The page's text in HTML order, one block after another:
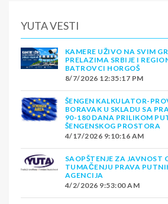
YUTA VESTI
KAMERE UŽIVO NA SVIM
PRELAZIMA SRBIJE I
BATROVCI HORGOŠ
8/7/2026 12:35:17 PM
ŠENGEN KALKULATOR-
BORAVAK U SKLADU SA
90-180 DANA PRILIKOM
ŠENGENSKOG PROSTORA
4/17/2026 9:10:16 AM
SAOPŠTENJE ZA JAVNOST
TUMAČENJU PRAVA
AGENCIJA
4/2/2026 9:53:00 AM